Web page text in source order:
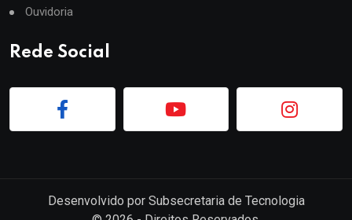
Ouvidoria
Rede Social
Desenvolvido por Subsecretaria de Tecnologia